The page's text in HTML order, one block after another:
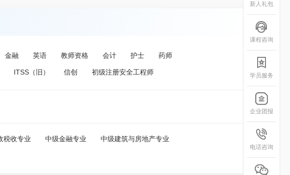
金融 英语 教师资格 会计 护士 药师
ITSS（旧） 信创 初级注册安全工程师
税收专业 中级金融专业 中级建筑与房地产专业
新人礼包
课程咨询
学员服务
企业团报
电话咨询